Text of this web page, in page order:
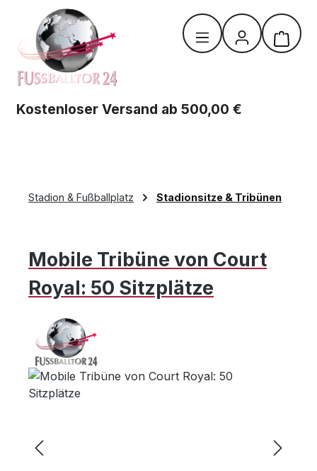
Zum Hauptinhalt springen
Kostenloser Versand ab 500,00 €
Stadion & Fußballplatz Stadionsitze & Tribünen
Mobile Tribüne von Court
Royal: 50 Sitzplätze
Bildergalerie überspringen